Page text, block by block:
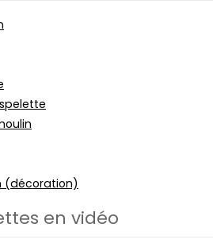
(décoration)
en vidéo